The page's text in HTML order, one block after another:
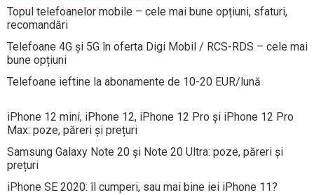
Topul telefoanelor mobile – cele mai bune opțiuni, sfaturi,
recomandări
Telefoane 4G și 5G în oferta Digi Mobil / RCS-RDS – cele mai
bune opțiuni
Telefoane ieftine la abonamente de 10-20 EUR/lună
iPhone 12 mini, iPhone 12, iPhone 12 Pro și iPhone 12 Pro
Max: poze, păreri și prețuri
Samsung Galaxy Note 20 și Note 20 Ultra: poze, păreri și
prețuri
iPhone SE 2020: îl cumperi, sau mai bine iei iPhone 11?